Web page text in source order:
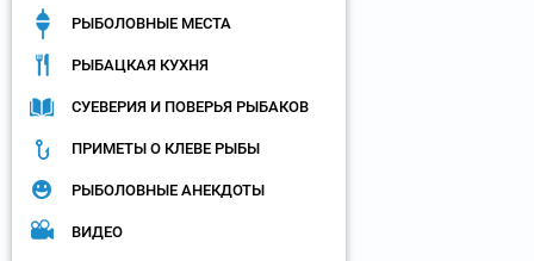
РЫБОЛОВНЫЕ МЕСТА
РЫБАЦКАЯ КУХНЯ
СУЕВЕРИЯ И ПОВЕРЬЯ РЫБАКОВ
ПРИМЕТЫ О КЛЕВЕ РЫБЫ
РЫБОЛОВНЫЕ АНЕКДОТЫ
ВИДЕО